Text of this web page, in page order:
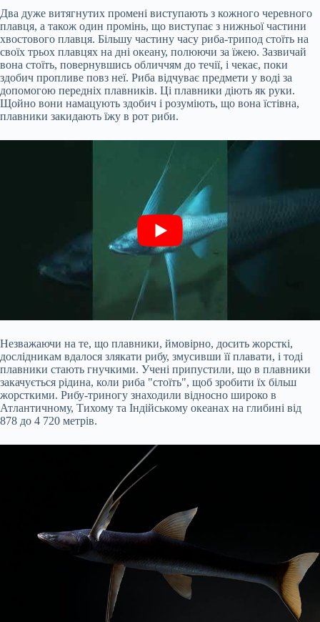
Два дуже витягнутих промені виступають з кожного черевного
плавця, а також один промінь, що виступає з нижньої частини
хвостового плавця. Більшу частину часу риба-трипод стоїть на
своїх трьох плавцях на дні океану, полюючи за їжею. Зазвичай
вона стоїть, повернувшись обличчям до течії, і чекає, поки
здобич пропливе повз неї. Риба відчуває предмети у воді за
допомогою передніх плавників. Ці плавники діють як руки.
Щойно вони намацують здобич і розуміють, що вона їстівна,
плавники закидають їжу в рот риби.
Незважаючи на те, що плавники, ймовірно, досить жорсткі,
дослідникам вдалося злякати рибу, змусивши її плавати, і тоді
плавники стають гнучкими. Учені припустили, що в плавники
закачується рідина, коли риба "стоїть", щоб зробити їх більш
жорсткими. Рибу-триногу знаходили відносно широко в
Атлантичному, Тихому та Індійському океанах на глибині від
878 до 4 720 метрів.